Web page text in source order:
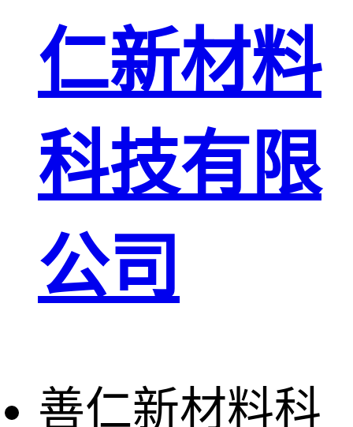
仁新材料
科技有限
公司
善仁新材料科